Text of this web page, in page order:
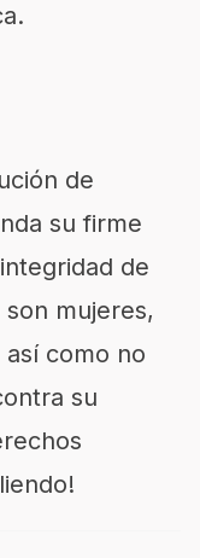
de
su firme
de
mujeres,
como no
su